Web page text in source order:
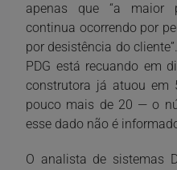
apenas que “a maior
continua ocorrendo por
por desistência do
PDG está recuando em
construtora já atuou em
pouco mais de 20 — o
esse dado não é
O analista de sistemas